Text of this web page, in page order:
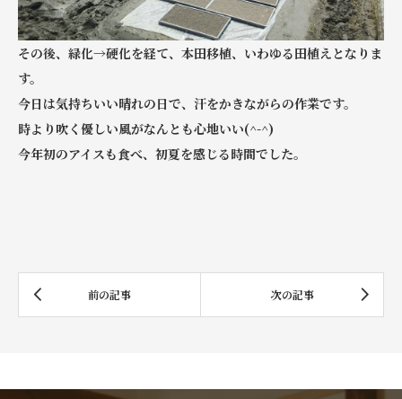
その後、緑化→硬化を経て、本田移植、いわゆる田植えとなりま
す。
今日は気持ちいい晴れの日で、汗をかきながらの作業です。
時より吹く優しい風がなんとも心地いい(^-^)
今年初のアイスも食べ、初夏を感じる時間でした。